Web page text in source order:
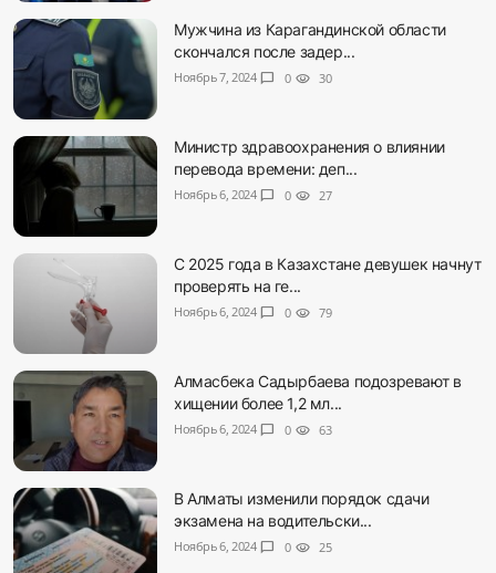
Мужчина из Карагандинской области
скончался после задер...
Ноябрь 7, 2024 chat_bubble 0 visibility 30
Министр здравоохранения о влиянии
перевода времени: деп...
Ноябрь 6, 2024 chat_bubble 0 visibility 27
С 2025 года в Казахстане девушек начнут
проверять на ге...
Ноябрь 6, 2024 chat_bubble 0 visibility 79
Алмасбека Садырбаева подозревают в
хищении более 1,2 мл...
Ноябрь 6, 2024 chat_bubble 0 visibility 63
В Алматы изменили порядок сдачи
экзамена на водительски...
Ноябрь 6, 2024 chat_bubble 0 visibility 25